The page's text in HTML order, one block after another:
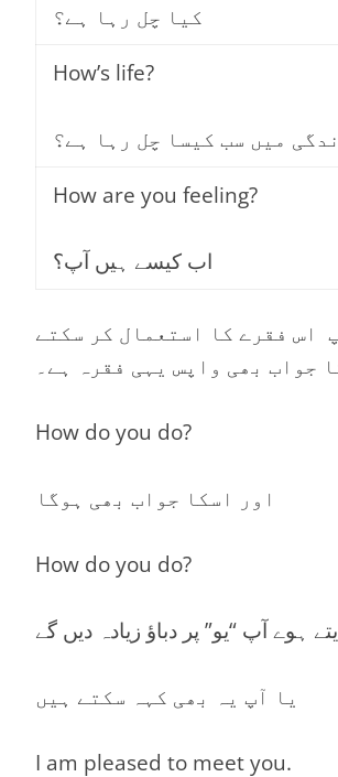
کیا چل رہا ہے؟
How’s life?
میں سب کیسا چل رہا ہے؟
How are you feeling?
اب کیسے ہیں آپ؟
اس فقرے کا استعمال کر سکتے
How do you do?
اور اسکا جواب بھی ہوگا
How do you do?
ہوے آپ “یو” پر دباؤ زیادہ دیں گے
I am pleased to meet you.